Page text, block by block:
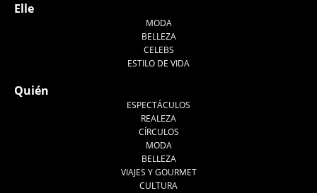
Elle
MODA
BELLEZA
CELEBS
ESTILO DE VIDA
Quién
ESPECTÁCULOS
REALEZA
CÍRCULOS
MODA
BELLEZA
VIAJES Y GOURMET
CULTURA